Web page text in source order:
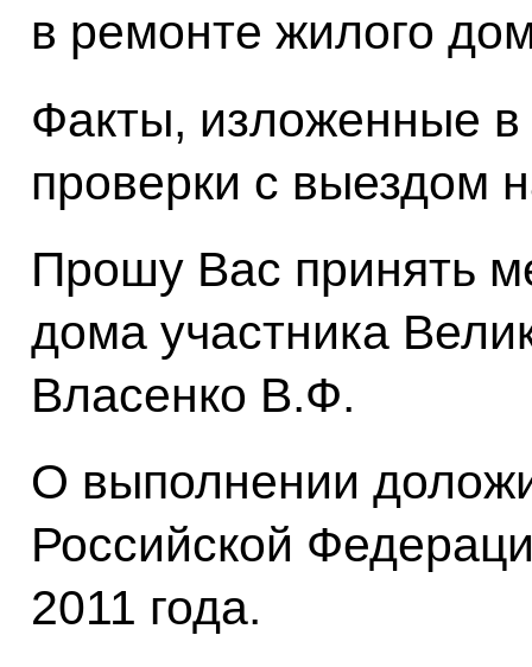
в ремонте жилого
Факты, изложенные
проверки с выездом
Прошу Вас принять
дома участника
Власенко В.Ф.
О выполнении
Российской
2011 года.